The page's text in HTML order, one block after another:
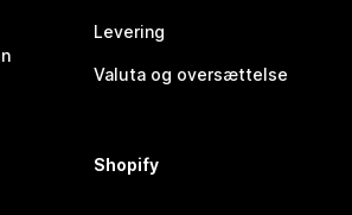
Levering
Valuta og oversættelse
Shopify